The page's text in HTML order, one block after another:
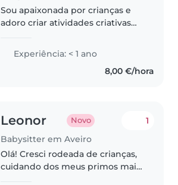
Sou apaixonada por crianças e
adoro criar atividades criativas
manuais. Estou disponível para
cuidar dos seus filhos e ajudar
com refeições, lides domésticas..
Experiência: < 1 ano
8,00 €/hora
Leonor Novo
Babysitter em Aveiro
1
Olá! Cresci rodeada de crianças,
cuidando dos meus primos mais